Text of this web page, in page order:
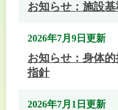
お知らせ：施設
2026年7月9日更新
お知らせ：身体
指針
2026年7月1日更新